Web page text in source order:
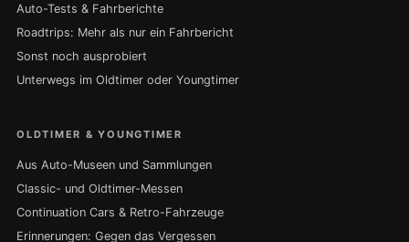
Auto-Tests & Fahrberichte
Roadtrips: Mehr als nur ein Fahrbericht
Sonst noch ausprobiert
Unterwegs im Oldtimer oder Youngtimer
OLDTIMER & YOUNGTIMER
Aus Auto-Museen und Sammlungen
Classic- und Oldtimer-Messen
Continuation Cars & Retro-Fahrzeuge
Erinnerungen: Gegen das Vergessen